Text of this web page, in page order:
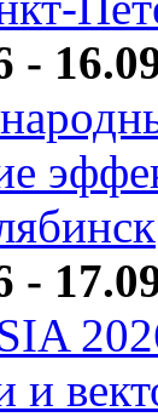
-
-
и